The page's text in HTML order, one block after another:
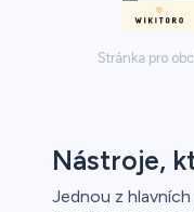
Stránka pro
Nástroje,
Jednou z